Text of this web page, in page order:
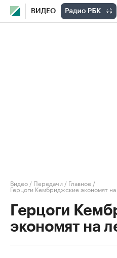
ВИДЕО
Видео / Передачи / Главное /
Герцоги Кембриджские экономят
Герцоги
экономят на